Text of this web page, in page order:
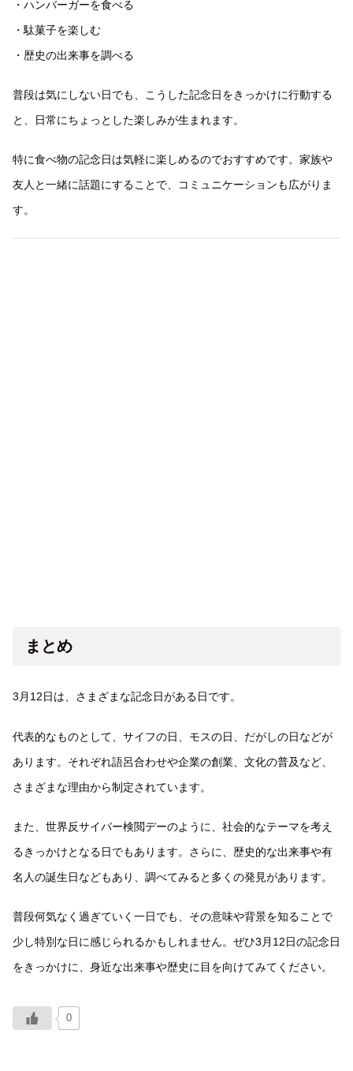
・ハンバーガーを食べる
・駄菓子を楽しむ
・歴史の出来事を調べる
普段は気にしない日でも、こうした記念日をきっかけに行動する
と、日常にちょっとした楽しみが生まれます。
特に食べ物の記念日は気軽に楽しめるのでおすすめです。家族や
友人と一緒に話題にすることで、コミュニケーションも広がりま
す。
まとめ
3月12日は、さまざまな記念日がある日です。
代表的なものとして、サイフの日、モスの日、だがしの日などが
あります。それぞれ語呂合わせや企業の創業、文化の普及など、
さまざまな理由から制定されています。
また、世界反サイバー検閲デーのように、社会的なテーマを考え
るきっかけとなる日でもあります。さらに、歴史的な出来事や有
名人の誕生日などもあり、調べてみると多くの発見があります。
普段何気なく過ぎていく一日でも、その意味や背景を知ることで
少し特別な日に感じられるかもしれません。ぜひ3月12日の記念日
をきっかけに、身近な出来事や歴史に目を向けてみてください。
0